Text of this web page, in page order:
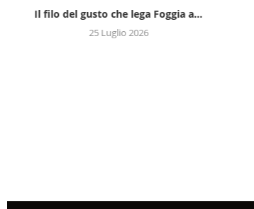
Il filo del gusto che lega Foggia a...
25 Luglio 2026